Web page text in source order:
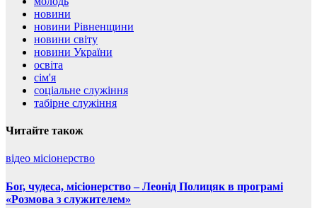
новини
новини Рівненщини
новини світу
новини України
освіта
сім'я
соціальне служіння
табірне служіння
Читайте також
відео місіонерство
Бог, чудеса, місіонерство – Леонід Полицяк в програмі
«Розмова з служителем»